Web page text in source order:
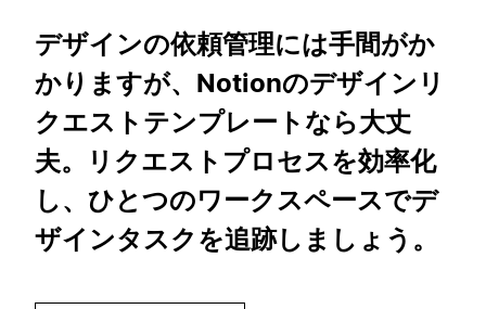
デザインの依頼管理には手間がか
かりますが、Notionのデザインリ
クエストテンプレートなら大丈
夫。リクエストプロセスを効率化
し、ひとつのワークスペースでデ
ザインタスクを追跡しましょう。